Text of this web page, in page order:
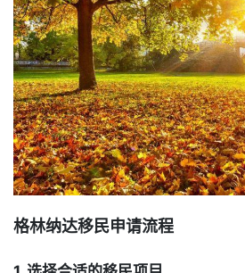
格林纳达移民申请流程